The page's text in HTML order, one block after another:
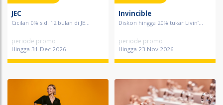
JEC
Cicilan 0% s.d. 12 bulan di JE...
periode promo
Hingga 31 Dec 2026
Invincible
Diskon hingga 20% tukar Livin’...
periode promo
Hingga 23 Nov 2026